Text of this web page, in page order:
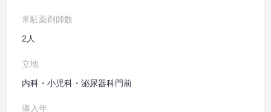
常駐薬剤師数
2人
立地
内科・小児科・泌尿器科門前
導入年